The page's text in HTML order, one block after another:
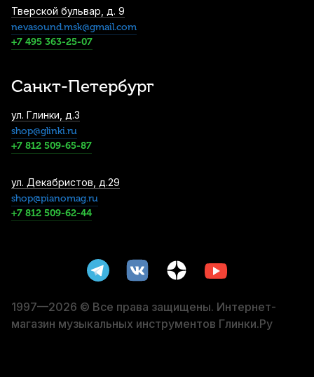
Тверской бульвар, д. 9
nevasound.msk@gmail.com
+7 495 363-25-07
Санкт-Петербург
ул. Глинки, д.3
shop@glinki.ru
+7 812 509-65-87
ул. Декабристов, д.29
shop@pianomag.ru
+7 812 509-62-44
1997—2026 © Все права защищены. Интернет-
магазин музыкальных инструментов Глинки.Ру